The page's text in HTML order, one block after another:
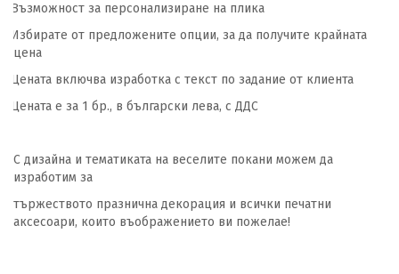
Възможност за персонализиране на плика
Избирате от предложените опции, за да получите крайната
цена
Цената включва изработка с текст по задание от клиента
Цената е за 1 бр., в български лева, с ДДС
С дизайна и тематиката на веселите покани можем да
изработим за
тържеството празнична декорация и всички печатни
аксесоари, които въображението ви пожелае!